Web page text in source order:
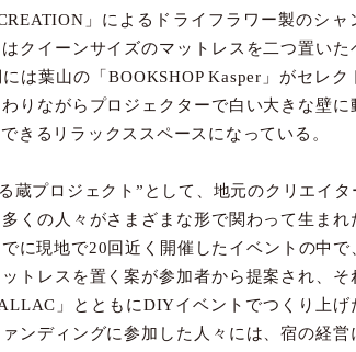
」によるドライフラワー製のシャ
クイーンサイズのマットレスを二つ置いた
は葉山の「BOOKSHOP Kasper」がセレク
りながらプロジェクターで白い大きな壁に
きるリラックススペースになっている。
蔵プロジェクト”として、地元のクリエイタ
くの人々がさまざまな形で関わって生まれ
に現地で20回近く開催したイベントの中で
トレスを置く案が参加者から提案され、そ
」とともにDIYイベントでつくり上げ
ンディングに参加した人々には、宿の経営